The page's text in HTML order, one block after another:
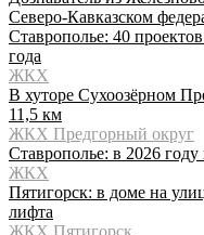
Северо-Кавказском
Ставрополье: 40
года
ЖКХ
В хуторе Сухоозёрном
11,5 км
ЖКХ Предгорный округ
Ставрополье: в 2026
ЖКХ
Пятигорск: в доме на
лифта
ЖКХ Пятигорск